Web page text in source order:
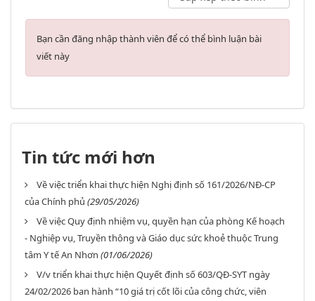
Bạn cần đăng nhập thành viên để có thể bình luận bài
viết này
Tin tức mới hơn
Về việc triển khai thực hiện Nghị định số 161/2026/NĐ-CP
của Chính phủ (29/05/2026)
Về việc Quy định nhiệm vụ, quyền hạn của phòng Kế hoạch
- Nghiệp vụ, Truyền thông và Giáo dục sức khoẻ thuộc Trung
tâm Y tế An Nhơn (01/06/2026)
V/v triển khai thực hiện Quyết định số 603/QĐ-SYT ngày
24/02/2026 ban hành “10 giá trị cốt lõi của công chức, viên